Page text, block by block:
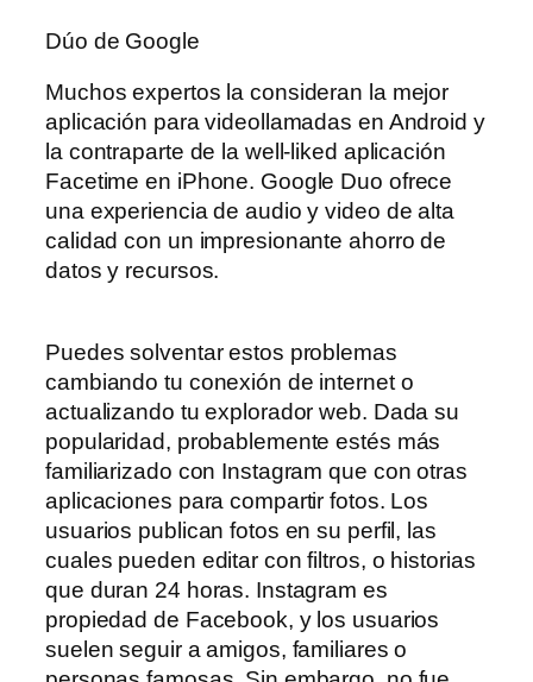
Dúo de Google
Muchos expertos la consideran la mejor
aplicación para videollamadas en Android y
la contraparte de la well-liked aplicación
Facetime en iPhone. Google Duo ofrece
una experiencia de audio y video de alta
calidad con un impresionante ahorro de
datos y recursos.
Puedes solventar estos problemas
cambiando tu conexión de internet o
actualizando tu explorador web. Dada su
popularidad, probablemente estés más
familiarizado con Instagram que con otras
aplicaciones para compartir fotos. Los
usuarios publican fotos en su perfil, las
cuales pueden editar con filtros, o historias
que duran 24 horas. Instagram es
propiedad de Facebook, y los usuarios
suelen seguir a amigos, familiares o